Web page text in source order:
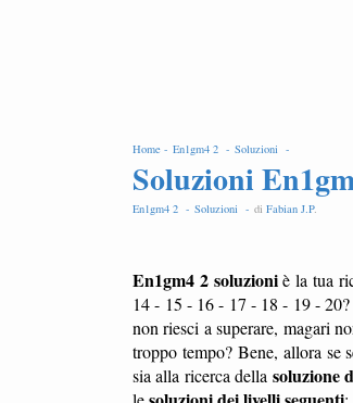
Home - En1gm4 2 - Soluzioni -
Soluzioni
En1gm4 2 - Soluzioni - di Fabian J.P.
En1gm4 2 soluzioniè la tua
14 - 15 - 16 - 17 - 18 - 19 -
non riesci a superare, magari
troppo tempo? Bene, allora se
sia alla ricerca della soluzione